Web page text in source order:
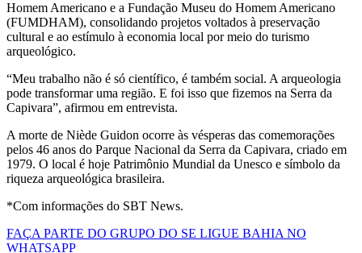
Homem Americano e a Fundação Museu do Homem Americano
(FUMDHAM), consolidando projetos voltados à preservação
cultural e ao estímulo à economia local por meio do turismo
arqueológico.
“Meu trabalho não é só científico, é também social. A arqueologia
pode transformar uma região. E foi isso que fizemos na Serra da
Capivara”, afirmou em entrevista.
A morte de Niède Guidon ocorre às vésperas das comemorações
pelos 46 anos do Parque Nacional da Serra da Capivara, criado em
1979. O local é hoje Patrimônio Mundial da Unesco e símbolo da
riqueza arqueológica brasileira.
*Com informações do SBT News.
FAÇA PARTE DO GRUPO DO SE LIGUE BAHIA NO
WHATSAPP